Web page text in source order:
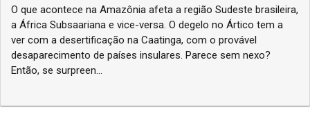
O que acontece na Amazônia afeta a região Sudeste brasileira,
a África Subsaariana e vice-versa. O degelo no Ártico tem a
ver com a desertificação na Caatinga, com o provável
desaparecimento de países insulares. Parece sem nexo?
Então, se surpreen...